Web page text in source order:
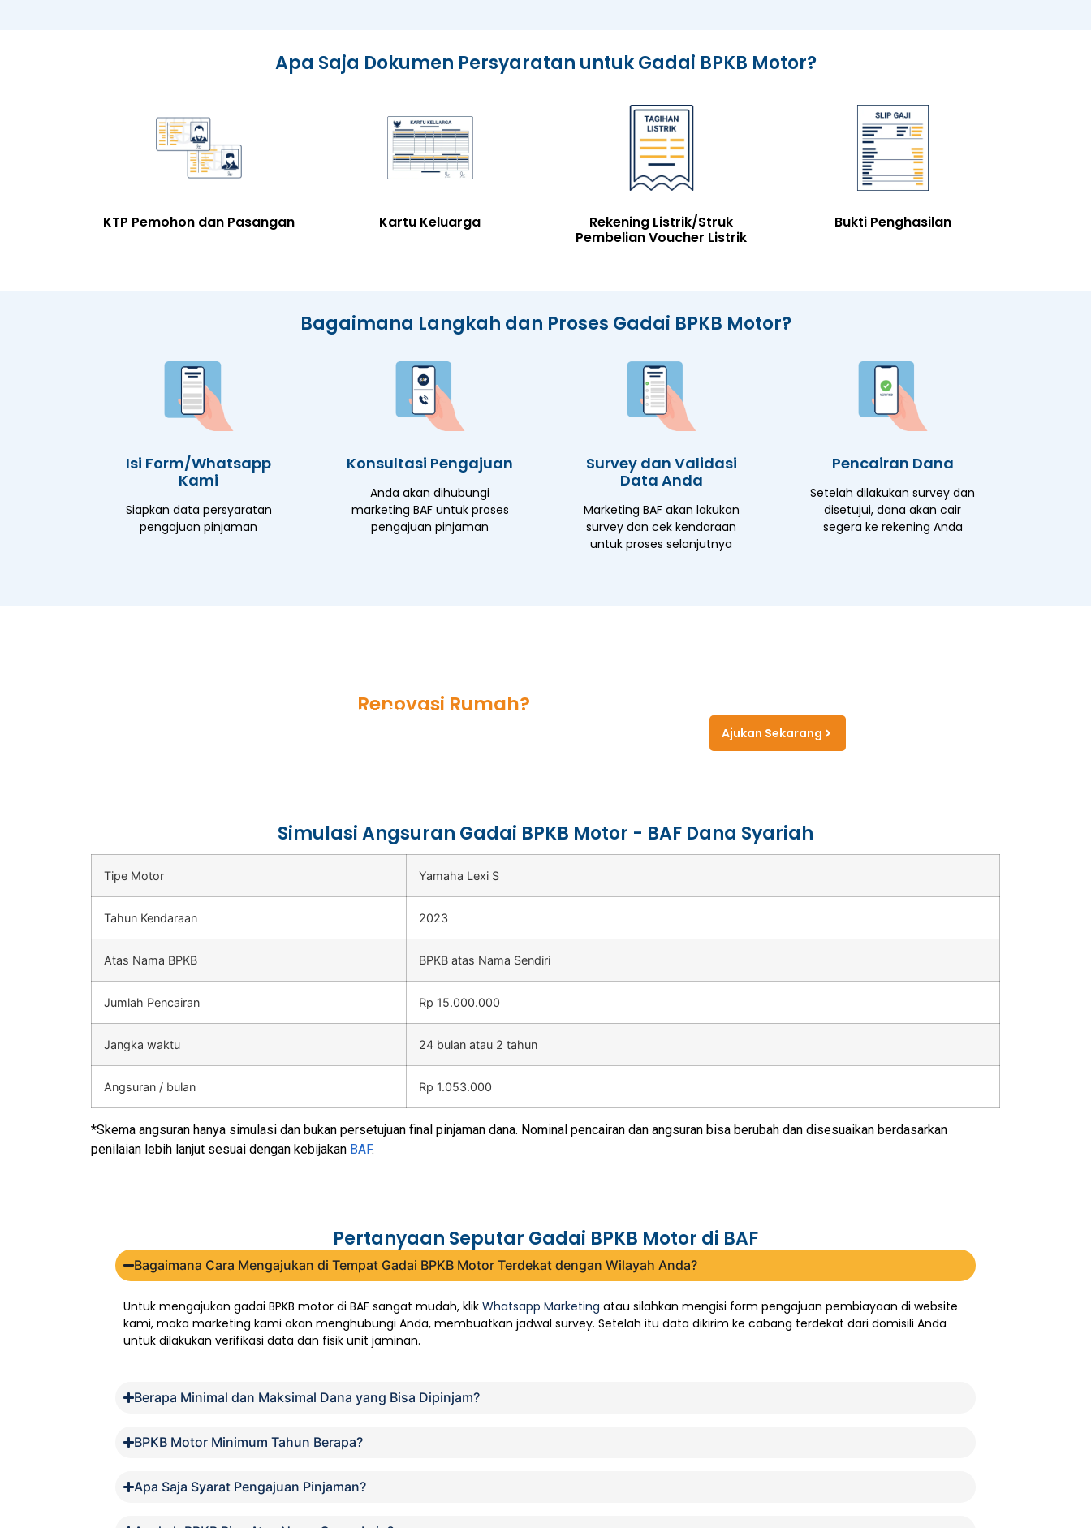
Apa Saja Dokumen Persyaratan untuk Gadai BPKB Motor?
KTP Pemohon dan Pasangan Kartu Keluarga
Rekening Listrik/Struk
Pembelian Voucher Listrik
Bukti Penghasilan
Bagaimana Langkah dan Proses Gadai BPKB Motor?
Isi Form/Whatsapp
Kami
Siapkan data persyaratan
pengajuan pinjaman
Konsultasi Pengajuan
Anda akan dihubungi
marketing BAF untuk proses
pengajuan pinjaman
Survey dan Validasi
Data Anda
Marketing BAF akan lakukan
survey dan cek kendaraan
untuk proses selanjutnya
Pencairan Dana
Setelah dilakukan survey dan
disetujui, dana akan cair
segera ke rekening Anda
Renovasi Rumah?
Tenang, BAF Dana Syariah Solusinya
Ajukan Sekarang
Simulasi Angsuran Gadai BPKB Motor - BAF Dana Syariah
Tipe Motor Yamaha Lexi S
Tahun Kendaraan 2023
Atas Nama BPKB BPKB atas Nama Sendiri
Jumlah Pencairan Rp 15.000.000
Jangka waktu 24 bulan atau 2 tahun
Angsuran / bulan Rp 1.053.000
*Skema angsuran hanya simulasi dan bukan persetujuan final pinjaman dana. Nominal pencairan dan angsuran bisa berubah dan disesuaikan berdasarkan
penilaian lebih lanjut sesuai dengan kebijakan BAF.
Pertanyaan Seputar Gadai BPKB Motor di BAF
Bagaimana Cara Mengajukan di Tempat Gadai BPKB Motor Terdekat dengan Wilayah Anda?
Untuk mengajukan gadai BPKB motor di BAF sangat mudah, klik Whatsapp Marketing atau silahkan mengisi form pengajuan pembiayaan di website
kami, maka marketing kami akan menghubungi Anda, membuatkan jadwal survey. Setelah itu data dikirim ke cabang terdekat dari domisili Anda
untuk dilakukan verifikasi data dan fisik unit jaminan.
Berapa Minimal dan Maksimal Dana yang Bisa Dipinjam?
BPKB Motor Minimum Tahun Berapa?
Apa Saja Syarat Pengajuan Pinjaman?